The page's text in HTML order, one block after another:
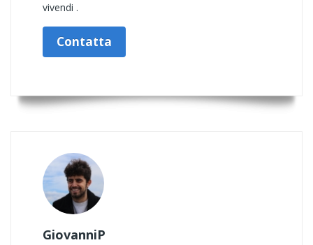
vivendi .
Contatta
GiovanniP